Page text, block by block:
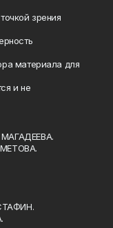
зрения
материала для
и не